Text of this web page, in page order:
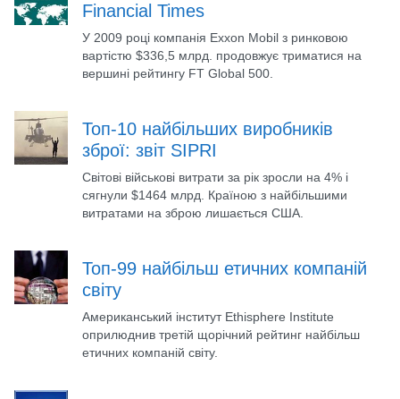
Financial Times
У 2009 році компанія Exxon Mobil з ринковою
вартістю $336,5 млрд. продовжує триматися на
вершині рейтингу FT Global 500.
Топ-10 найбільших виробників
зброї: звіт SIPRI
Світові військові витрати за рік зросли на 4% і
сягнули $1464 млрд. Країною з найбільшими
витратами на зброю лишається США.
Топ-99 найбільш етичних компаній
світу
Американський інститут Ethisphere Institute
оприлюднив третій щорічний рейтинг найбільш
етичних компаній світу.